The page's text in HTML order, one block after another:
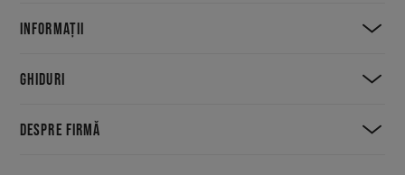
INFORMAȚII
GHIDURI
DESPRE FIRMĂ